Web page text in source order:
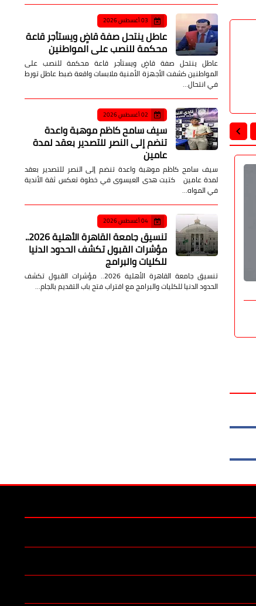
الصحة والجمال
صدى الأمة 31 يوليو 2026
الصحة
03 أغسطس 2026
عاطل ينتحل صفة قاضٍ ويستأجر قاعة
محكمة للنصب على المواطنين
عاطل ينتحل صفة قاضٍ ويستأجر قاعة محكمة للنصب على
المواطنين كشفت الأجهزة الأمنية ملابسات واقعة ضبط عاطل تورط
في انتحال…
02 أغسطس 2026
سيف سامح كاظم موهبة واعدة
تنضم إلى النصر للتصدير بعقد لمدة
عامين
سيف سامح كاظم موهبة واعدة تنضم إلى النصر للتصدير بعقد
لمدة عامين كتبت هدى العيسوى في خطوة تعكس ثقة الأندية
في المواه…
04 أغسطس 2026
تنسيق جامعة القاهرة الأهلية 2026..
مؤشرات القبول تكشف الحدود الدنيا
للكليات والبرامج
تنسيق جامعة القاهرة الأهلية 2026.. مؤشرات القبول تكشف
الحدود الدنيا للكليات والبرامج مع اقتراب فتح باب التقديم بالجام…